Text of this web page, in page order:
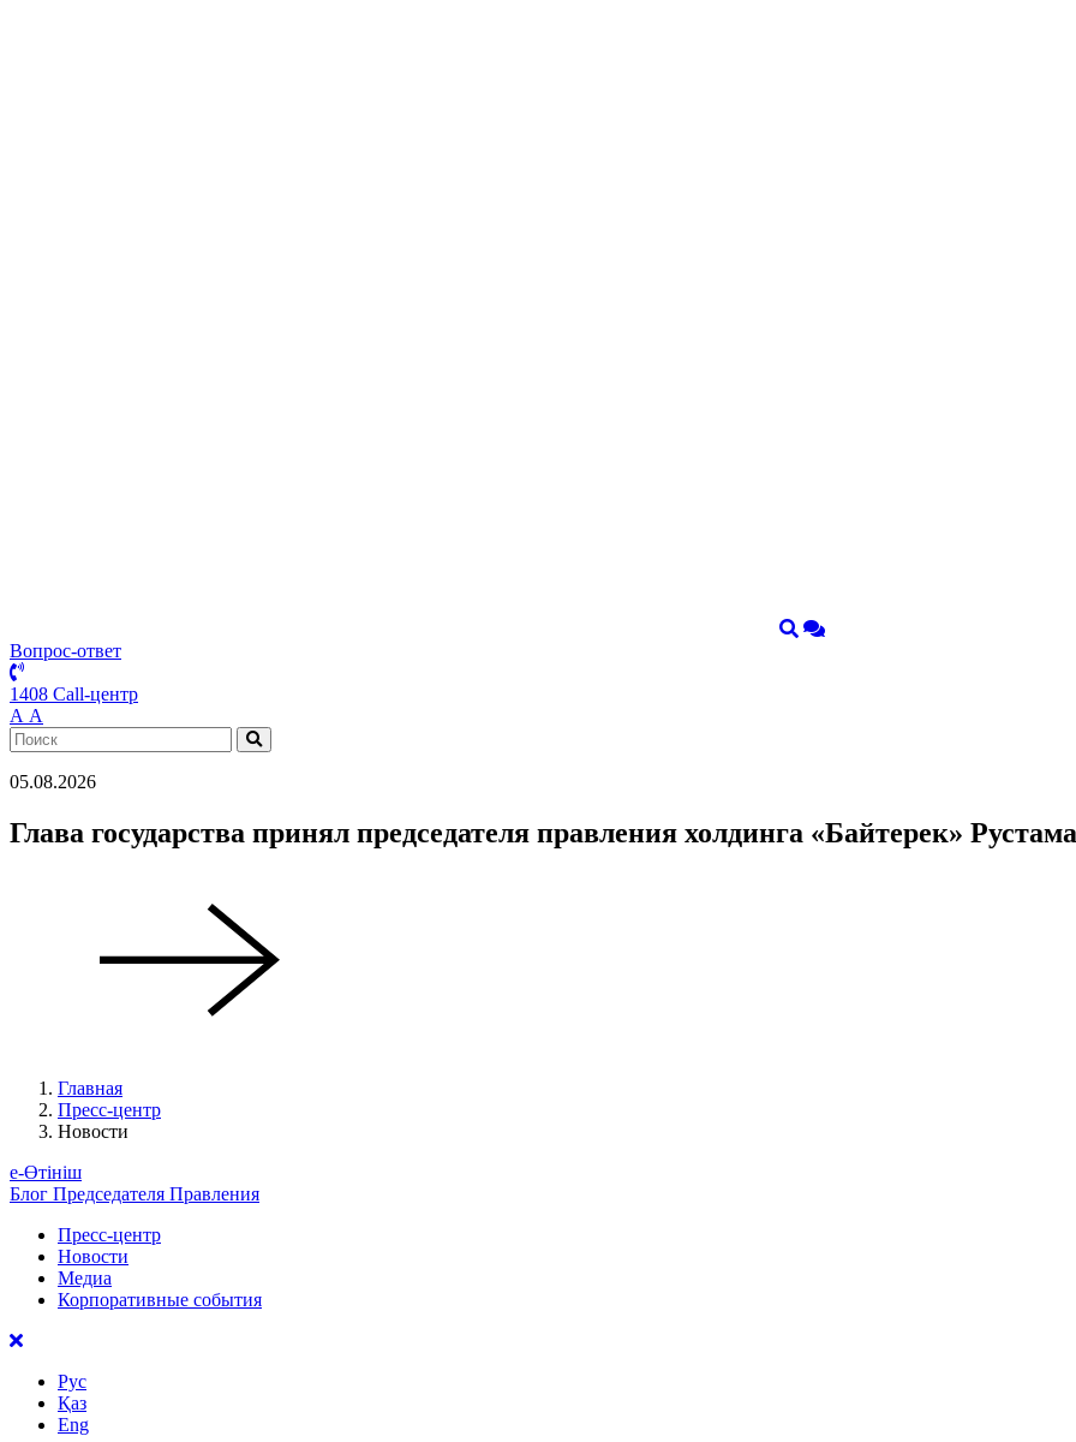
Вопрос-ответ
1408 Call-центр
А А
05.08.2026
Глава государства принял председателя правления холдинга «Байтерек»
Главная
Пресс-центр
Новости
е-Өтініш
Блог Председателя Правления
Пресс-центр
Новости
Медиа
Корпоративные события
Рус
Қаз
Eng